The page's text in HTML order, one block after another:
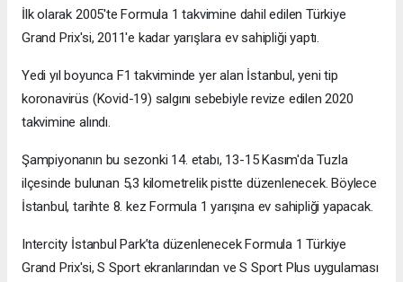
İlk olarak 2005'te Formula 1 takvimine dahil edilen Türkiye
Grand Prix'si, 2011'e kadar yarışlara ev sahipliği yaptı.
Yedi yıl boyunca F1 takviminde yer alan İstanbul, yeni tip
koronavirüs (Kovid-19) salgını sebebiyle revize edilen 2020
takvimine alındı.
Şampiyonanın bu sezonki 14. etabı, 13-15 Kasım'da Tuzla
ilçesinde bulunan 5,3 kilometrelik pistte düzenlenecek. Böylece
İstanbul, tarihte 8. kez Formula 1 yarışına ev sahipliği yapacak.
Intercity İstanbul Park’ta düzenlenecek Formula 1 Türkiye
Grand Prix'si, S Sport ekranlarından ve S Sport Plus uygulaması